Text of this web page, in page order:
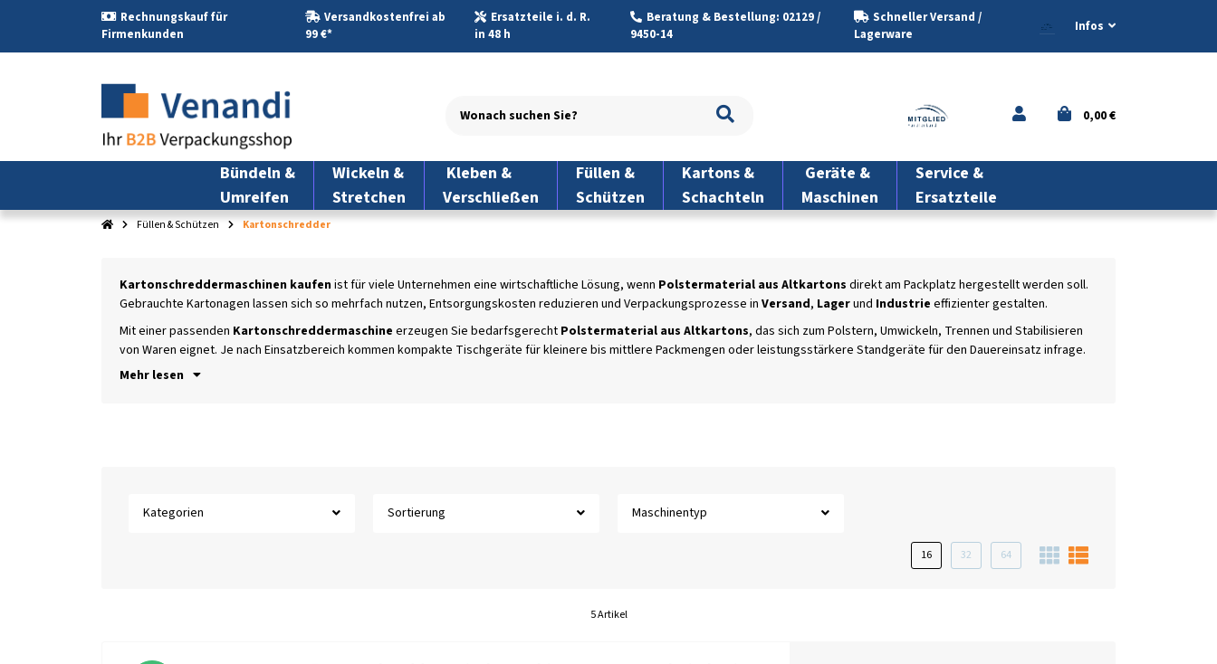
Rechnungskauf für
Firmenkunden
Versandkostenfrei ab
99 €*
Ersatzteile i. d. R.
in 48 h
Beratung & Bestellung: 02129 /
9450-14
Schneller Versand /
Lagerware
Infos
0,00 €
Bündeln &
Umreifen
Wickeln &
Stretchen
Kleben &
Verschließen
Füllen &
Schützen
Kartons &
Schachteln
Geräte &
Maschinen
Service &
Ersatzteile
Füllen & Schützen Kartonschredder
Kartonschreddermaschinen kaufenist für viele Unternehmen eine wirtschaftliche Lösung, wenn Polstermaterial aus Altkartons direkt am Packplatz hergestellt werden soll.
Gebrauchte Kartonagen lassen sich so mehrfach nutzen, Entsorgungskosten reduzieren und Verpackungsprozesse in Versand, Lagerund Industrie effizienter gestalten.
Mit einer passenden Kartonschreddermaschine erzeugen Sie bedarfsgerecht Polstermaterial aus Altkartons, das sich zum Polstern, Umwickeln, Trennen und Stabilisieren
von Waren eignet. Je nach Einsatzbereich kommen kompakte Tischgeräte für kleinere bis mittlere Packmengen oder leistungsstärkere Standgeräte für den Dauereinsatz infrage.
Mehr lesen
Kategorien Sortierung Maschinentyp
16 32 64
5 Artikel